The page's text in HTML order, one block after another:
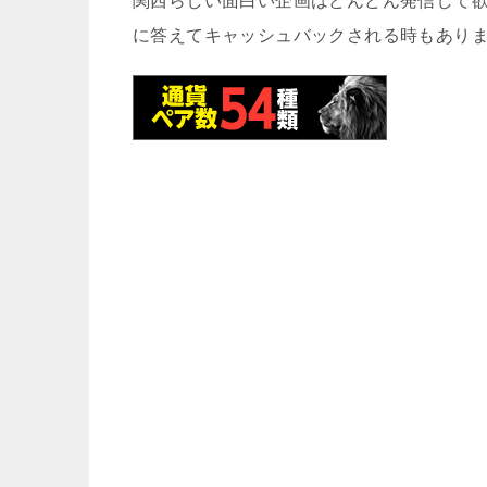
に答えてキャッシュバックされる時もありま